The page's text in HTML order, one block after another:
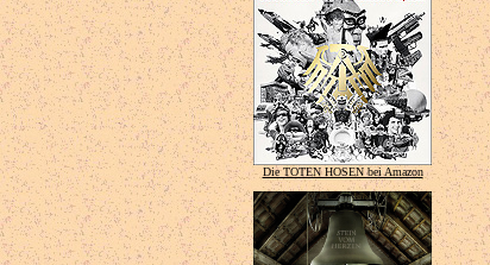
Die TOTEN HOSEN bei Amazon